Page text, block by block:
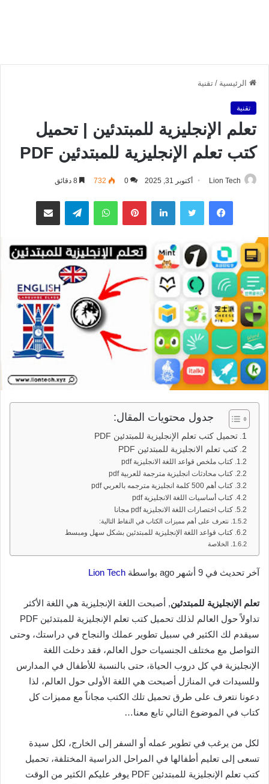
الرئيسية / تقنية
تقنية
تعلم الإنجليزية للمبتدئين | تحميل
كتب تعلم الإنجليزية للمبتدئين PDF
Lion Tech أكتوبر 31, 2025 0
732
فيسبوك تويتر لينكدإن بينتيريستواتساب تيلقرام مشاركة عبر البريد
جدول محتويات المقال:
تحميل كتب تعلم الإنجليزية للمبتدئين PDF
كتب تعلم الانجليزية للمبتدئين PDF
كتاب ملخص قواعد اللغة الانجليزية pdf
كتاب محادثات انجليزية مترجمة للعربية pdf
كتاب أهم 500 كلمة انجليزية مترجمه بالعربي pdf
كتاب أساسيات اللغة الانجليزية pdf
كتاب اختصارات اللغة الانجليزية pdf مجانا
نتعرف على أهم مميزات الكتاب في النقاط التالية:
كتاب قواعد اللغة الإنجليزية للمبتدئين بشكل سهل ومبسط
الخلاصة
آخر تحديث في 9 أشهر ago بواسطة Lion Tech
تعلم الإنجليزية للمبتدئين, أصبحت اللغة الإنجليزية هي اللغة الأكثر
تداولاً حول العالم لذلك تحميل كتب تعلم الإنجليزية للمبتدئين PDF
سيقدم لك الكثير في سبيل تطوير عملك والنجاح في دراستك، وحتى
التواصل مع مختلف الجنسيات حول العالم، فقد دخلت اللغة
الإنجليزية في كل دروب الحياة، حتى بالنسبة للأطفال في المدارس
وللسيدات في المنازل أصبحت هي اللغة الأولى حول العالم، لذا
دعونا نتعرف على طرق تحميل تلك الكتب مجاناً مع مميزات كل
كتاب في الموضوع التالي تابع معنا…
لكل من يرغب في تطوير عمله أو السفر إلى الخارج، لكل سيدة
تسعى إلى تعليم أطفالها في المراحل الدراسية المختلفة، تحميل
كتب تعلم الإنجليزية للمبتدئين PDF يوفر عليكم الكثير من الوقت